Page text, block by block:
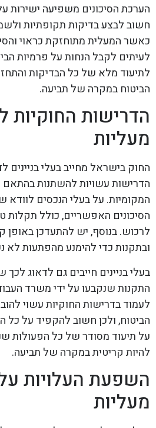
הערכת הסיכונים משפיעה ישירות
חשוב לבצע בדיקות תקופתיות
כאשר המעלית מתוחזקת כראוי
לעיתים לקבל הנחות על פרמיות
לתיעוד מלא של כל הבדיקות
הביטוח במקרה של תביעה.
הדרישות החוקיות
מעליות
החוק בישראל מחייב בעלי בניינים
הדרישות עשויות להשתנות בהתאם
המקומיות. על בעלי הנכסים לוודא
הסיכונים האפשריים, כולל תקלות
לרכוש. בנוסף, יש להתעדכן באופן
ובתקנות כדי להימנע מהפתעות לא
בעלי בניינים חייבים גם לדאוג
התקנות שנקבעו על ידי משרד
לעמוד בדרישות החוקיות עשוי
הביטוח, ולכן חשוב להקפיד על כל
על תיעוד מסודר של כל הפעולות
להיות קריטית במקרה של תביעה.
השפעת העלויות
מעליות